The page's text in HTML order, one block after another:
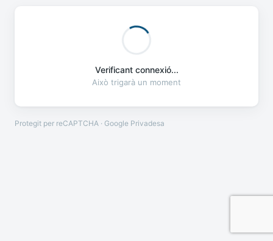
Verificant connexió...
Això trigarà un moment
Protegit per reCAPTCHA · Google Privadesa